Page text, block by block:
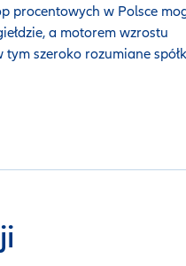
procentowych w Polsce
a motorem wzrostu
szeroko rozumiane